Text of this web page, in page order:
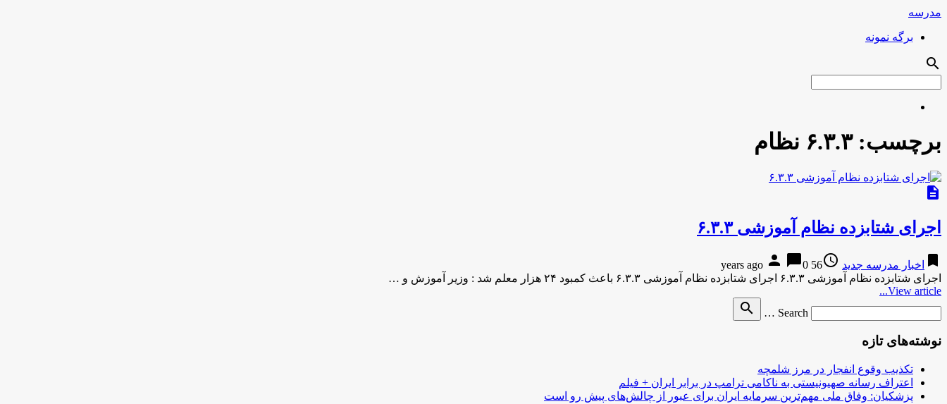
مدرسه
برگه نمونه
search
برچسب:۶.۳.۳ نظام
description
اجرای شتابزده نظام آموزشی ۶.۳.۳
bookmark اخبار مدرسه جدید access_time
56 years ago
person chat_bubble0
اجرای شتابزده نظام آموزشی ۶.۳.۳ اجرای شتابزده نظام آموزشی ۶.۳.۳ باعث کمبود ۲۴ هزار معلم شد : وزیر آموزش و …
View article...
Search …
search
نوشته‌های تازه
تکذیب وقوع انفجار در مرز شلمچه
اعتراف رسانه صهیونیستی به ناکامی ترامپ در برابر ایران + فیلم
پزشکیان: وفاق ملی مهم‌ترین سرمایه ایران برای عبور از چالش‌های پیش رو است